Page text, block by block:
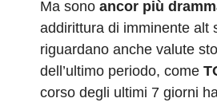
Ma sono ancor più
addirittura di imminente alt
riguardano anche valute
dell’ultimo periodo, come
corso degli ultimi 7 giorni